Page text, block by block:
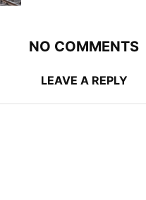
NO COMMENTS
LEAVE A REPLY